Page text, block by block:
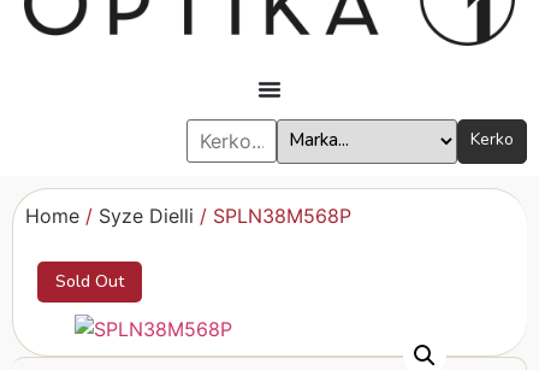
Kerko
Home / Syze Dielli / SPLN38M568P
Sold Out